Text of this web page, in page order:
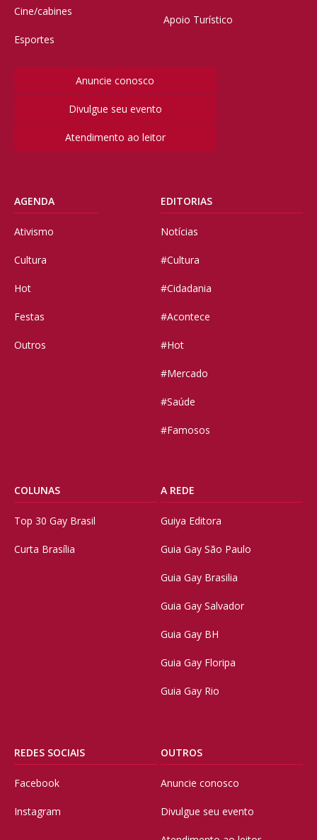
Cine/cabines
Esportes
Apoio Turístico
Anuncie conosco
Divulgue seu evento
Atendimento ao leitor
AGENDA
Ativismo
Cultura
Hot
Festas
Outros
EDITORIAS
Notícias
#Cultura
#Cidadania
#Acontece
#Hot
#Mercado
#Saúde
#Famosos
COLUNAS
Top 30 Gay Brasil
Curta Brasília
A REDE
Guiya Editora
Guia Gay São Paulo
Guia Gay Brasilia
Guia Gay Salvador
Guia Gay BH
Guia Gay Floripa
Guia Gay Rio
REDES SOCIAIS
Facebook
Instagram
OUTROS
Anuncie conosco
Divulgue seu evento